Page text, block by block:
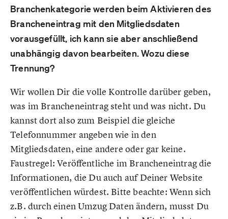
Branchenkategorie werden beim Aktivieren des
Brancheneintrag mit den Mitgliedsdaten
vorausgefüllt, ich kann sie aber anschließend
unabhängig davon bearbeiten. Wozu diese
Trennung?
Wir wollen Dir die volle Kontrolle darüber geben,
was im Brancheneintrag steht und was nicht. Du
kannst dort also zum Beispiel die gleiche
Telefonnummer angeben wie in den
Mitgliedsdaten, eine andere oder gar keine.
Faustregel: Veröffentliche im Brancheneintrag die
Informationen, die Du auch auf Deiner Website
veröffentlichen würdest. Bitte beachte: Wenn sich
z.B. durch einen Umzug Daten ändern, musst Du